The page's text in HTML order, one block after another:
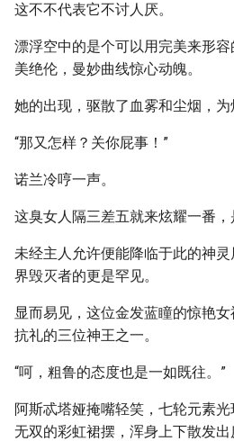
这不不代表它不讨人厌。
漂浮空中的是个可以用完美来形
美绝伦，曼妙曲线惊心动魄。
她的出现，驱散了血雾和尘烟，为
“那又怎样？关你屁事！”
诺兰冷哼一声。
这臭女人隔三差五就来炫耀一番，
未经主人允许便能降临于此的神
界毁灭者的更是罕见。
显而易见，这位金发蓝瞳的惊艳
抗礼的三位神王之一。
“呵，粗鲁的态度也是一如既往。”
阿斯忒塔娅掩嘴轻笑，七轮元素
无双的彩虹裙摆，浑身上下散发